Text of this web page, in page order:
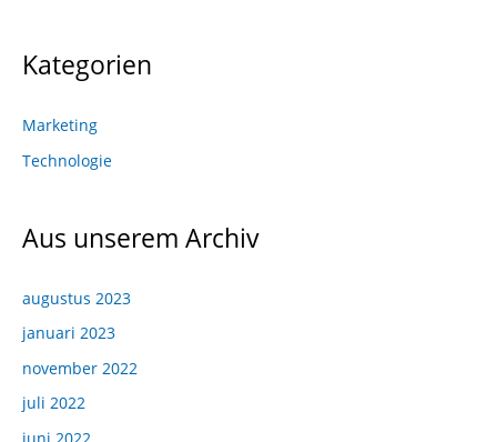
Kategorien
Marketing
Technologie
Aus unserem Archiv
augustus 2023
januari 2023
november 2022
juli 2022
juni 2022